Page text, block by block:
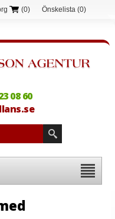
(0) Önskelista (0)
08 60